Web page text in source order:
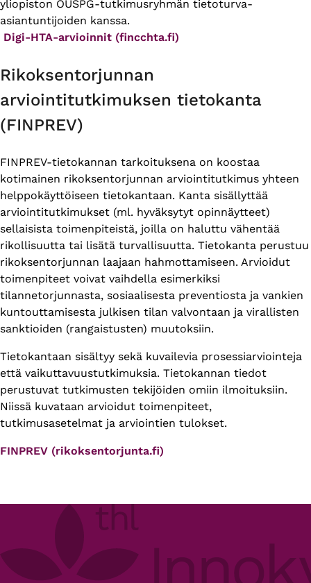
yliopiston OUSPG-tutkimusryhmän tietoturva-
asiantuntijoiden kanssa.
Digi-HTA-arvioinnit (fincchta.fi)
Rikoksentorjunnan
arviointitutkimuksen tietokanta
(FINPREV)
FINPREV-tietokannan tarkoituksena on koostaa
kotimainen rikoksentorjunnan arviointitutkimus yhteen
helppokäyttöiseen tietokantaan. Kanta sisällyttää
arviointitutkimukset (ml. hyväksytyt opinnäytteet)
sellaisista toimenpiteistä, joilla on haluttu vähentää
rikollisuutta tai lisätä turvallisuutta. Tietokanta perustuu
rikoksentorjunnan laajaan hahmottamiseen. Arvioidut
toimenpiteet voivat vaihdella esimerkiksi
tilannetorjunnasta, sosiaalisesta preventiosta ja vankien
kuntouttamisesta julkisen tilan valvontaan ja virallisten
sanktioiden (rangaistusten) muutoksiin.
Tietokantaan sisältyy sekä kuvailevia prosessiarviointeja
että vaikuttavuustutkimuksia. Tietokannan tiedot
perustuvat tutkimusten tekijöiden omiin ilmoituksiin.
Niissä kuvataan arvioidut toimenpiteet,
tutkimusasetelmat ja arviointien tulokset.
FINPREV (rikoksentorjunta.fi)